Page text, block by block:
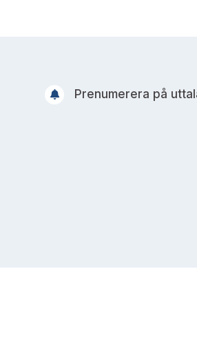
Prenumerera på